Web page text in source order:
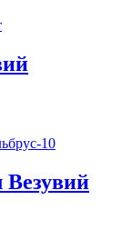
Везувий